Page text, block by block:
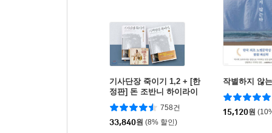
기사단장 죽이기 1,2 + [한
정판] 돈 조반니 하이라이
트 앨범
758건
33,840원 (8% 할인)
작별하지 않
15,120원